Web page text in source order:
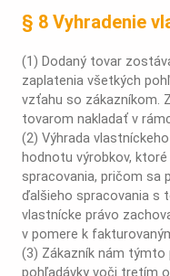
§ 8 Vyhradenie
(1) Dodaný tovar
zaplatenia všetkých
vzťahu so zákazníkom.
tovarom nakladať v
(2) Výhrada
hodnotu výrobkov,
spracovania, pričom sa
ďalšieho spracovania s
vlastnícke právo
v pomere k
(3) Zákazník nám týmto
pohľadávky voči tretím